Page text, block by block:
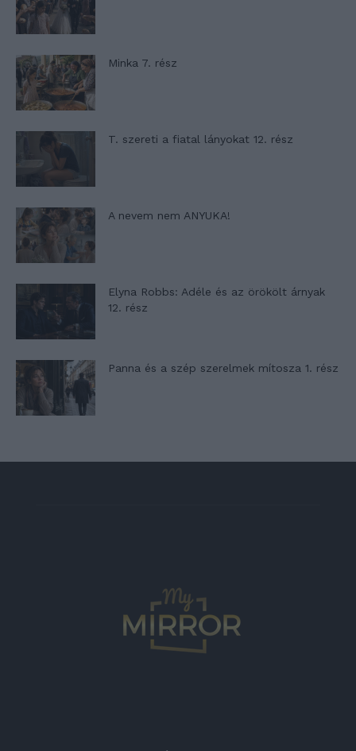
Minka 7. rész
T. szereti a fiatal lányokat 12. rész
A nevem nem ANYUKA!
Elyna Robbs: Adéle és az örökölt árnyak
12. rész
Panna és a szép szerelmek mítosza 1. rész